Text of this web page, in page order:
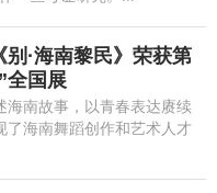
·海南黎民》荣获第
全国展
海南故事，以青春表达赓续
了海南舞蹈创作和艺术人才